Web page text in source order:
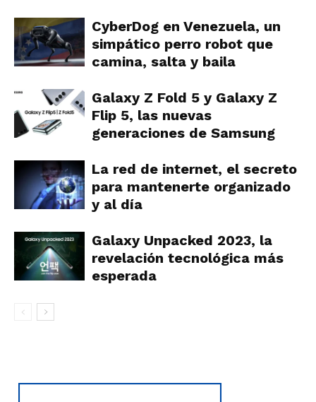
CyberDog en Venezuela, un
simpático perro robot que
camina, salta y baila
Galaxy Z Fold 5 y Galaxy Z
Flip 5, las nuevas
generaciones de Samsung
La red de internet, el secreto
para mantenerte organizado
y al día
Galaxy Unpacked 2023, la
revelación tecnológica más
esperada